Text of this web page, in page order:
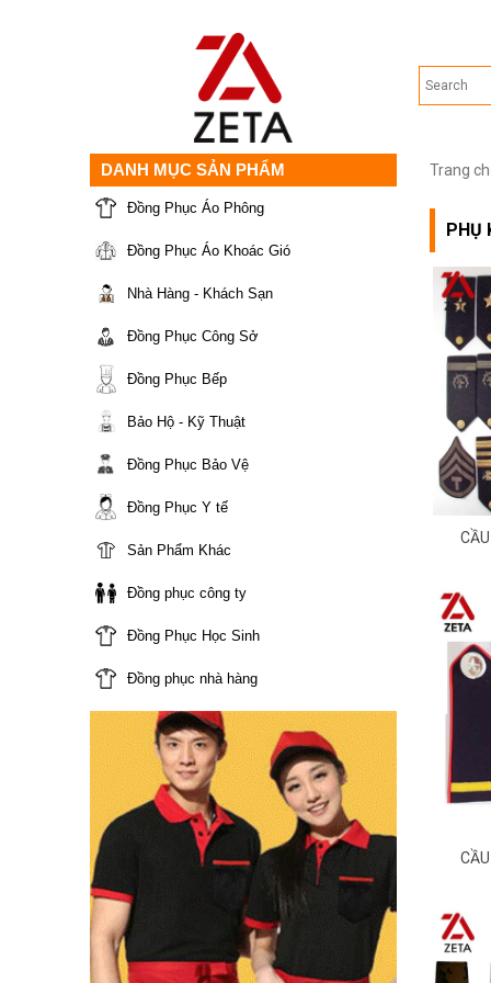
DANH MỤC SẢN PHẨM
Đồng Phục Áo Phông
Đồng Phục Áo Khoác Gió
Nhà Hàng - Khách Sạn
Đồng Phục Công Sở
Đồng Phục Bếp
Bảo Hộ - Kỹ Thuật
Đồng Phục Bảo Vệ
Đồng Phục Y tế
Sản Phẩm Khác
Đồng phục công ty
Đồng Phục Học Sinh
Đồng phục nhà hàng
Trang
PHỤ